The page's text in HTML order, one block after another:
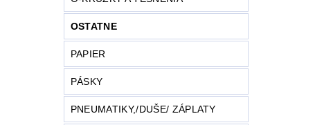
OSTATNE
PAPIER
PÁSKY
PNEUMATIKY,/DUŠE/ ZÁPLATY